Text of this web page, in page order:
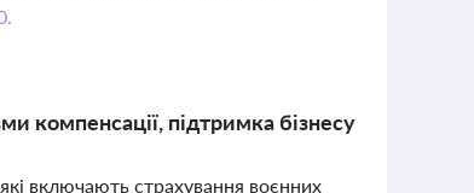
компенсації, підтримка бізнесу
включають страхування воєнних